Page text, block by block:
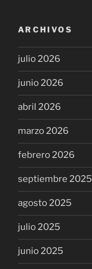
ARCHIVOS
julio 2026
junio 2026
abril 2026
marzo 2026
febrero 2026
septiembre 2025
agosto 2025
julio 2025
junio 2025